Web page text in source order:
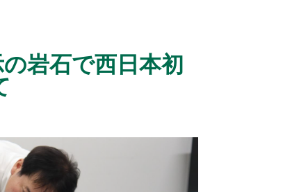
岩石で西日本初